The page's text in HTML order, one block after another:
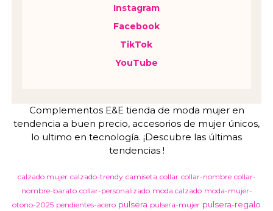
Instagram
Facebook
TikTok
YouTube
Complementos E&E tienda de moda mujer en
tendencia a buen precio, accesorios de mujer únicos,
lo ultimo en tecnología. ¡Descubre las últimas
tendencias !
calzado mujer calzado-trendy camiseta collar collar-nombre collar-
nombre-barato collar-personalizado moda calzado moda-mujer-
otono-2025 pendientes-acero pulsera pulsera-mujer pulsera-regalo